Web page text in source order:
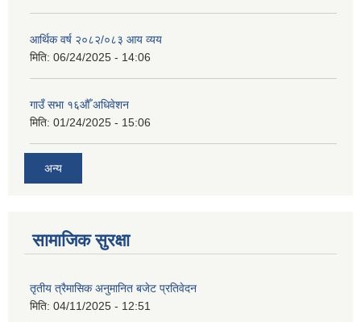
आर्थिक वर्ष २०८२/०८३ आय व्यय
मिति: 06/24/2025 - 14:06
गाउँ सभा १६औँ अधिवेशन
मिति: 01/24/2025 - 15:06
अन्य
सामाजिक सुरक्षा
तृतीय त्रैमासिक अनुमानित बजेट प्रतिवेदन
मिति: 04/11/2025 - 12:51